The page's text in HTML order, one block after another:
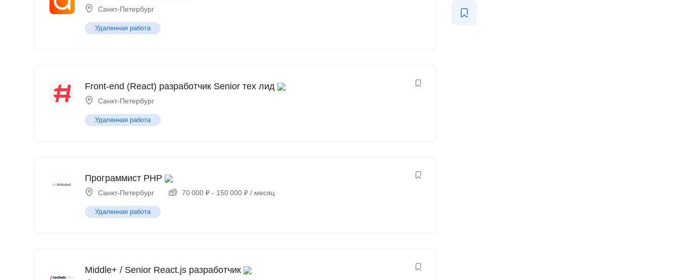
Санкт-Петербург
Удаленная работа
Front-end (React) разработчик Senior тех лид
Санкт-Петербург
Удаленная работа
Программист PHP
Санкт-Петербург 70 000 ₽ - 150 000 ₽ / месяц
Удаленная работа
Middle+ / Senior React.js разработчик